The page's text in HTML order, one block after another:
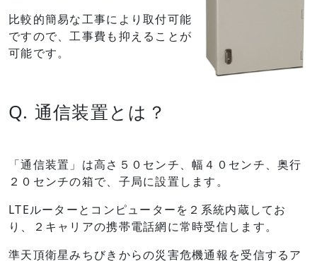
比較的簡易な工事により取付可能
ですので、工事費も抑えることが
可能です。
Q. 通信装置とは？
「通信装置」は高さ５０センチ、幅４０センチ、奥行
２０センチの箱で、子局に設置します。
LTEルーターとコンピューターを２系統内蔵してお
り、２キャリアの携帯電話網に常時受信します。
準天頂衛星みちびきからの災害危機通報を受信するア